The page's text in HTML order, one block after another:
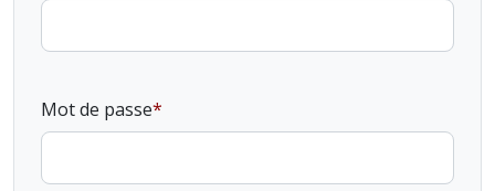
Mot de passe